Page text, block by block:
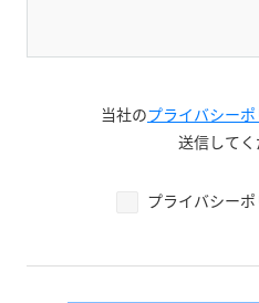
当社のプライバシー
送信してく
プライバシー